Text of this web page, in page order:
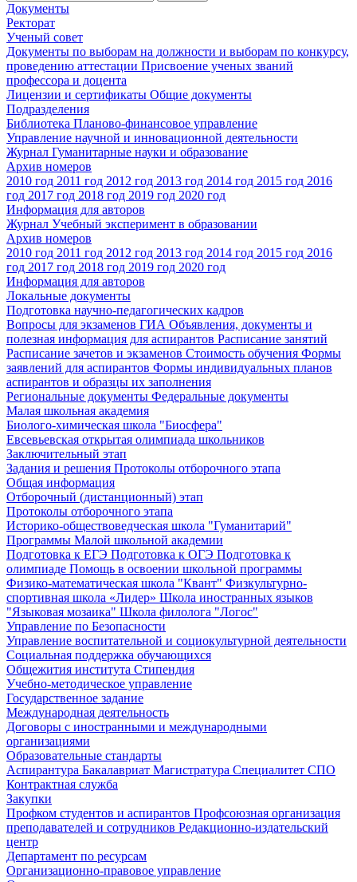
Документы
Ректорат
Ученый совет
Документы по выборам на должности и выборам по конкурсу,
проведению аттестации Присвоение ученых званий
профессора и доцента
Лицензии и сертификаты Общие документы
Подразделения
Библиотека Планово-финансовое управление
Управление научной и инновационной деятельности
Журнал Гуманитарные науки и образование
Архив номеров
2010 год 2011 год 2012 год 2013 год 2014 год 2015 год 2016
год 2017 год 2018 год 2019 год 2020 год
Информация для авторов
Журнал Учебный эксперимент в образовании
Архив номеров
2010 год 2011 год 2012 год 2013 год 2014 год 2015 год 2016
год 2017 год 2018 год 2019 год 2020 год
Информация для авторов
Локальные документы
Подготовка научно-педагогических кадров
Вопросы для экзаменов ГИА Объявления, документы и
полезная информация для аспирантов Расписание занятий
Расписание зачетов и экзаменов Стоимость обучения Формы
заявлений для аспирантов Формы индивидуальных планов
аспирантов и образцы их заполнения
Региональные документы Федеральные документы
Малая школьная академия
Биолого-химическая школа "Биосфера"
Евсевьевская открытая олимпиада школьников
Заключительный этап
Задания и решения Протоколы отборочного этапа
Общая информация
Отборочный (дистанционный) этап
Протоколы отборочного этапа
Историко-обществоведческая школа "Гуманитарий"
Программы Малой школьной академии
Подготовка к ЕГЭ Подготовка к ОГЭ Подготовка к
олимпиаде Помощь в освоении школьной программы
Физико-математическая школа "Квант" Физкультурно-
спортивная школа «Лидер» Школа иностранных языков
"Языковая мозаика" Школа филолога "Логос"
Управление по Безопасности
Управление воспитательной и социокультурной деятельности
Социальная поддержка обучающихся
Общежития института Стипендия
Учебно-методическое управление
Государственное задание
Международная деятельность
Договоры с иностранными и международными
организациями
Образовательные стандарты
Аспирантура Бакалавриат Магистратура Специалитет СПО
Контрактная служба
Закупки
Профком студентов и аспирантов Профсоюзная организация
преподавателей и сотрудников Редакционно-издательский
центр
Департамент по ресурсам
Организационно-правовое управление